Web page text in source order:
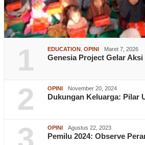
1 EDUCATION OPINI Maret 7, 2026
Genesia Project Gelar
2 OPINI November 20, 2024
Dukungan Keluarga: Pilar
OPINI Agustus 22, 2023
Pemilu 2024: Observe